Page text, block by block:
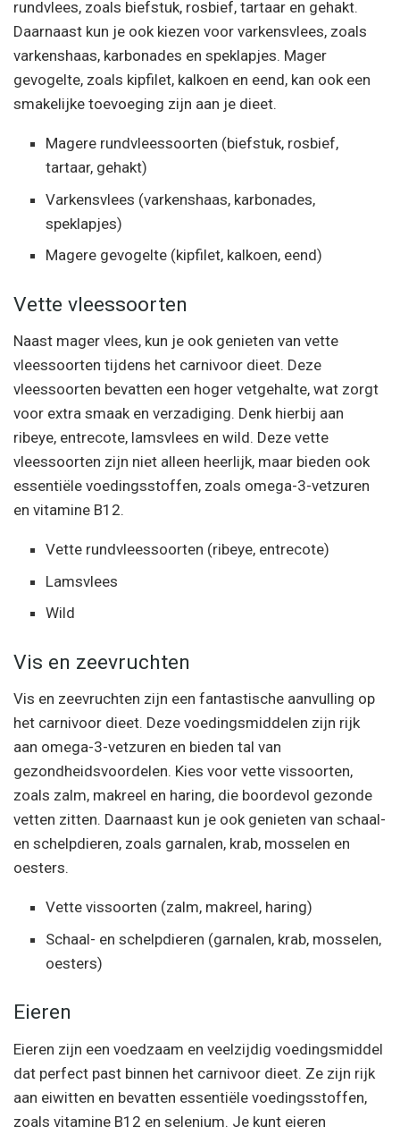
rundvlees, zoals biefstuk, rosbief, tartaar en gehakt.
Daarnaast kun je ook kiezen voor varkensvlees, zoals
varkenshaas, karbonades en speklapjes. Mager
gevogelte, zoals kipfilet, kalkoen en eend, kan ook een
smakelijke toevoeging zijn aan je dieet.
Magere rundvleessoorten (biefstuk, rosbief,
tartaar, gehakt)
Varkensvlees (varkenshaas, karbonades,
speklapjes)
Magere gevogelte (kipfilet, kalkoen, eend)
Vette vleessoorten
Naast mager vlees, kun je ook genieten van vette
vleessoorten tijdens het carnivoor dieet. Deze
vleessoorten bevatten een hoger vetgehalte, wat zorgt
voor extra smaak en verzadiging. Denk hierbij aan
ribeye, entrecote, lamsvlees en wild. Deze vette
vleessoorten zijn niet alleen heerlijk, maar bieden ook
essentiële voedingsstoffen, zoals omega-3-vetzuren
en vitamine B12.
Vette rundvleessoorten (ribeye, entrecote)
Lamsvlees
Wild
Vis en zeevruchten
Vis en zeevruchten zijn een fantastische aanvulling op
het carnivoor dieet. Deze voedingsmiddelen zijn rijk
aan omega-3-vetzuren en bieden tal van
gezondheidsvoordelen. Kies voor vette vissoorten,
zoals zalm, makreel en haring, die boordevol gezonde
vetten zitten. Daarnaast kun je ook genieten van schaal-
en schelpdieren, zoals garnalen, krab, mosselen en
oesters.
Vette vissoorten (zalm, makreel, haring)
Schaal- en schelpdieren (garnalen, krab, mosselen,
oesters)
Eieren
Eieren zijn een voedzaam en veelzijdig voedingsmiddel
dat perfect past binnen het carnivoor dieet. Ze zijn rijk
aan eiwitten en bevatten essentiële voedingsstoffen,
zoals vitamine B12 en selenium. Je kunt eieren